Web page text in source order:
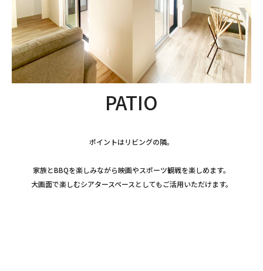
PATIO
ポイントはリビングの隣。
家族とBBQを楽しみながら映画やスポーツ観戦を楽しめます。
大画面で楽しむシアタースペースとしてもご活用いただけます。